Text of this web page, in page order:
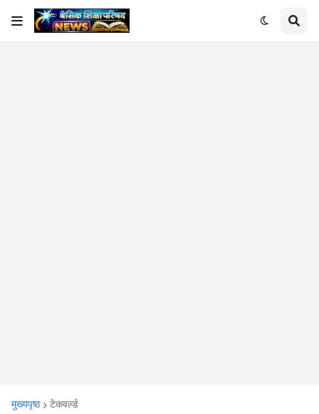
मुख्यपृष्ठ टेकवर्ल्ड